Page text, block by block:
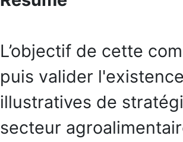
L’objectif de cette
puis valider
illustratives de
secteur